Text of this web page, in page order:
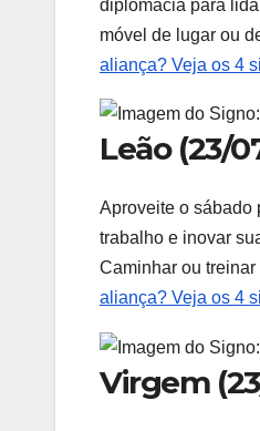
diplomacia para
móvel de lugar ou
aliança? Veja os 4
Leão (23/
Aproveite o sábado
trabalho e inovar
Caminhar ou
aliança? Veja os 4
Virgem